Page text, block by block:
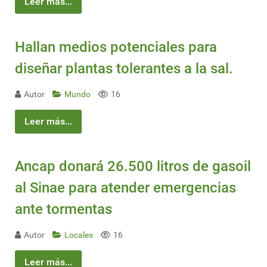
Hallan medios potenciales para
diseñar plantas tolerantes a la sal.
Autor Mundo 16
Leer más...
Ancap donará 26.500 litros de gasoil
al Sinae para atender emergencias
ante tormentas
Autor Locales 16
Leer más...